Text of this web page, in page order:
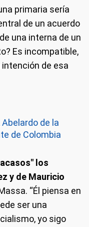
primaria sería
de un acuerdo
una interna de un
Es incompatible,
de esa
de la
de Colombia
los
y de Mauricio
“Él piensa en
ser una
yo sigo